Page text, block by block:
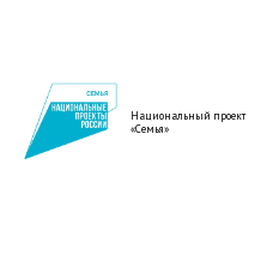
Национальный проект
«Семья»